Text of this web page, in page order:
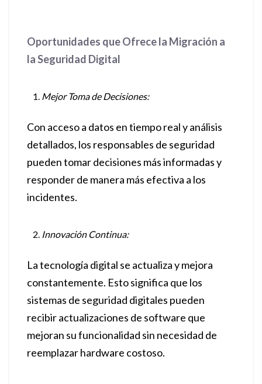
Oportunidades que Ofrece la Migración a
la Seguridad Digital
Mejor Toma de Decisiones:
Con acceso a datos en tiempo real y análisis
detallados, los responsables de seguridad
pueden tomar decisiones más informadas y
responder de manera más efectiva a los
incidentes.
Innovación Continua:
La tecnología digital se actualiza y mejora
constantemente. Esto significa que los
sistemas de seguridad digitales pueden
recibir actualizaciones de software que
mejoran su funcionalidad sin necesidad de
reemplazar hardware costoso.